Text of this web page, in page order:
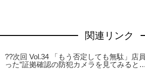
関連リンク
??次回 Vol.34 「もう否定しても無駄」店
った”証拠確認の防犯カメラを見てみると…